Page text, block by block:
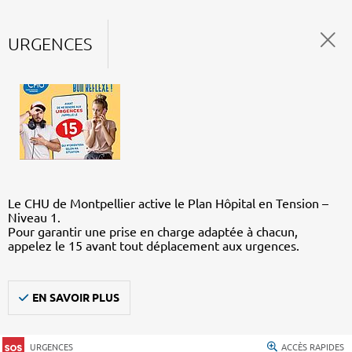
URGENCES
Le CHU de Montpellier active le Plan Hôpital en Tension –
Niveau 1.
Pour garantir une prise en charge adaptée à chacun,
appelez le 15 avant tout déplacement aux urgences.
EN SAVOIR PLUS
URGENCES ACCÈS RAPIDES